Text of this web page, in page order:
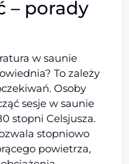
– porady
w saunie
To zależy
Osoby
sesje w saunie
stopni Celsjusza.
stopniowo
powietrza,